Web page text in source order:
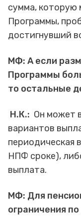
сумма, которую
Программы,
достигнувший
МФ: А если
Программы
то остальные
Н.К.: Он может
вариантов
периодическая
НПФ сроке),
выплата.
МФ: Для
ограничения